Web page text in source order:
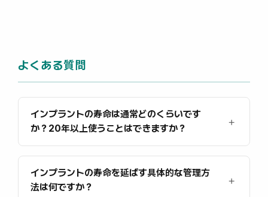
よくある質問
インプラントの寿命は通常どのくらいです
か？20年以上使うことはできますか？
インプラントの寿命を延ばす具体的な管理方
法は何ですか？